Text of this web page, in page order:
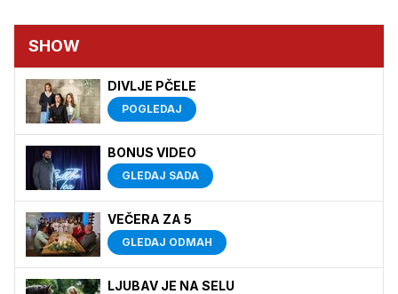
SHOW
DIVLJE PČELE
POGLEDAJ
BONUS VIDEO
GLEDAJ SADA
VEČERA ZA 5
GLEDAJ ODMAH
LJUBAV JE NA SELU